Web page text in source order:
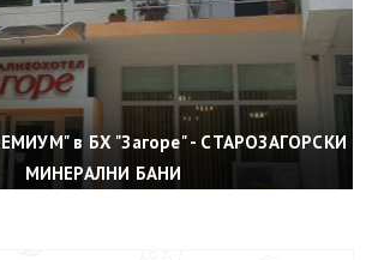
в БХ "Загоре" - СТАРОЗАГОРСКИ
МИНЕРАЛНИ БАНИ
гости: 1
евро
ПОВЕЧЕВИЖ КОЛИЧКА